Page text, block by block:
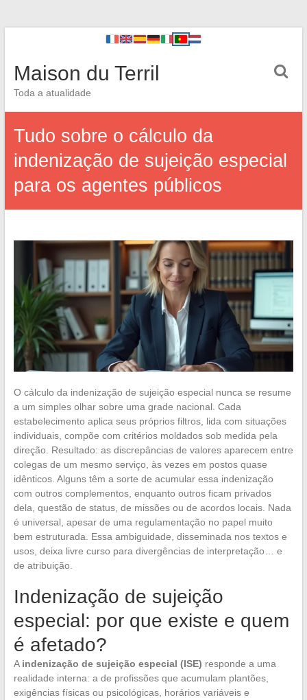
Maison du Terril
Toda a atualidade
Tudo sobre o cálculo da
indenização de sujeição especial
para os agentes públicos
O cálculo da indenização de sujeição especial nunca se resume
a um simples olhar sobre uma grade nacional. Cada
estabelecimento aplica seus próprios filtros, lida com situações
individuais, compõe com critérios moldados sob medida pela
direção. Resultado: as discrepâncias de valores aparecem entre
colegas de um mesmo serviço, às vezes em postos quase
idênticos. Alguns têm a sorte de acumular essa indenização
com outros complementos, enquanto outros ficam privados
dela, questão de status, de missões ou de acordos locais. Nada
é universal, apesar de uma regulamentação no papel muito
bem estruturada. Essa ambiguidade, disseminada nos textos e
usos, deixa livre curso para divergências de interpretação… e
de atribuição.
Indenização de sujeição
especial: por que existe e quem
é afetado?
A indenização de sujeição especial (ISE) responde a uma
realidade interna: a de profissões que acumulam plantões,
exigências físicas ou psicológicas, horários variáveis e